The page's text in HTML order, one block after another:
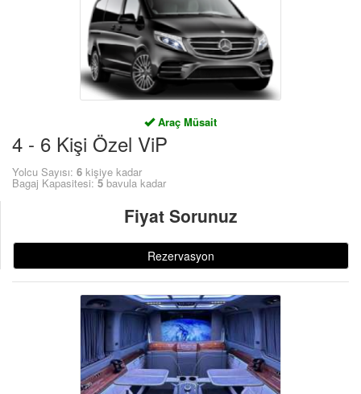
Araç Müsait
4 - 6 Kişi Özel ViP
Yolcu Sayısı: 6 kişiye kadar
Bagaj Kapasitesi:5bavula kadar
Fiyat Sorunuz
Rezervasyon